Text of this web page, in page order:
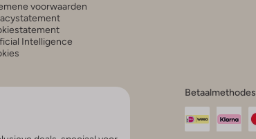
voorwaarden
Intelligence
Betaalmethodes